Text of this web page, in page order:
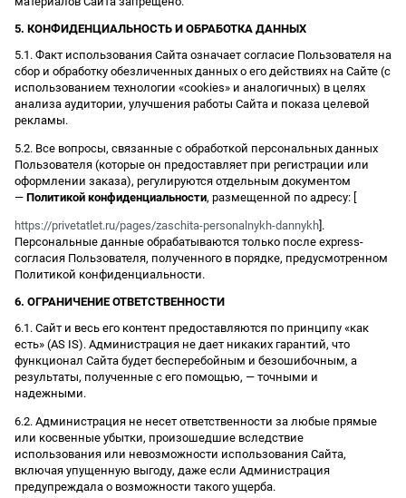
5. КОНФИДЕНЦИАЛЬНОСТЬ И ОБРАБОТКА ДАННЫХ
5.1. Факт использования Сайта означает согласие Пользователя на
сбор и обработку обезличенных данных о его действиях на Сайте (с
использованием технологии «cookies» и аналогичных) в целях
анализа аудитории, улучшения работы Сайта и показа целевой
рекламы.
5.2. Все вопросы, связанные с обработкой персональных данных
Пользователя (которые он предоставляет при регистрации или
оформлении заказа), регулируются отдельным документом
— Политикой конфиденциальности, размещенной по адресу: [
https://privetatlet.ru/pages/zaschita-personalnykh-dannykh ].
Персональные данные обрабатываются только после express-
согласия Пользователя, полученного в порядке, предусмотренном
Политикой конфиденциальности.
6. ОГРАНИЧЕНИЕ ОТВЕТСТВЕННОСТИ
6.1. Сайт и весь его контент предоставляются по принципу «как
есть» (AS IS). Администрация не дает никаких гарантий, что
функционал Сайта будет бесперебойным и безошибочным, а
результаты, полученные с его помощью, — точными и
надежными.
6.2. Администрация не несет ответственности за любые прямые
или косвенные убытки, произошедшие вследствие
использования или невозможности использования Сайта,
включая упущенную выгоду, даже если Администрация
предупреждала о возможности такого ущерба.